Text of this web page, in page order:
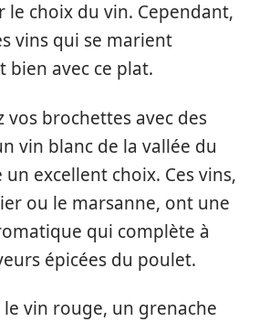
choix du vin. Cependant,
vins qui se marient
avec ce plat.
vos brochettes avec des
vin blanc de la vallée du
excellent choix. Ces vins,
ou le marsanne, ont une
qui complète à
épicées du poulet.
le vin rouge, un grenache